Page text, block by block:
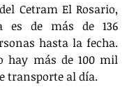
Cetram El Rosario,
es de más de 136
hasta la fecha.
hay más de 100 mil
transporte al día.